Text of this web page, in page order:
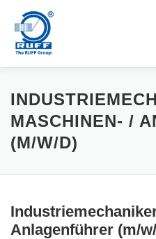
ANWENDUNGEN
NEUIGKEITEN
MASCHINEN- /
(M/W/D)
Anlagenführer (m/